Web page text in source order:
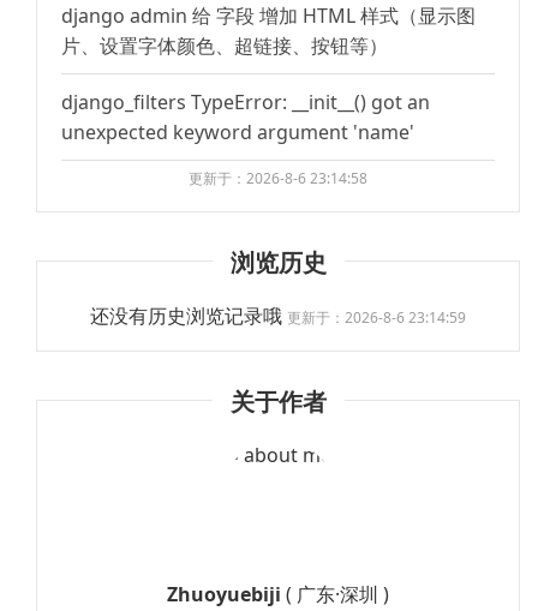
django admin 给 字段 增加 HTML 样式（显示图
片、设置字体颜色、超链接、按钮等）
django_filters TypeError: __init__() got an
unexpected keyword argument 'name'
更新于：2026-8-6 23:14:58
浏览历史
还没有历史浏览记录哦 更新于：2026-8-6 23:14:59
关于作者
Zhuoyuebiji ( 广东·深圳 )